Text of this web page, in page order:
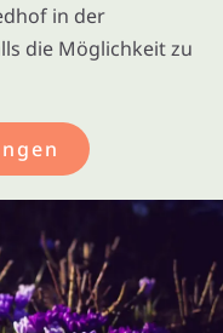
in der
die Möglichkeit zu